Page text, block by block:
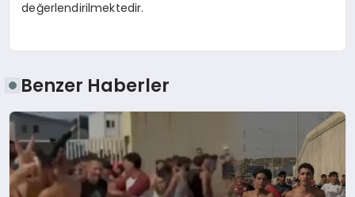
değerlendirilmektedir.
Benzer Haberler